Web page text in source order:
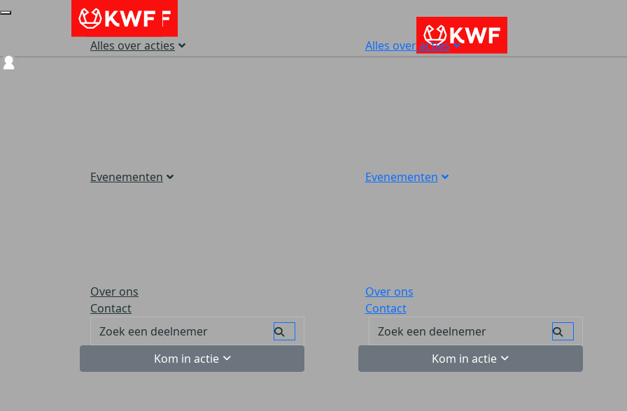
Alles over acties
Evenementen
Over ons
Contact
Kom in actie
Alles over acties
Evenementen
Over ons
Contact
Kom in actie